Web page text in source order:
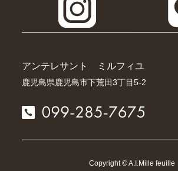
アンテレサント ミルフィユ
鹿児島県鹿児島市下荒田3丁目5-2
Copyright © A.I.Mille feuille